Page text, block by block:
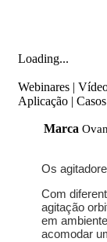
Loading...
Webinares |
Aplicação |
Marca Ovan
Os
Com
agitação
em
acomodar